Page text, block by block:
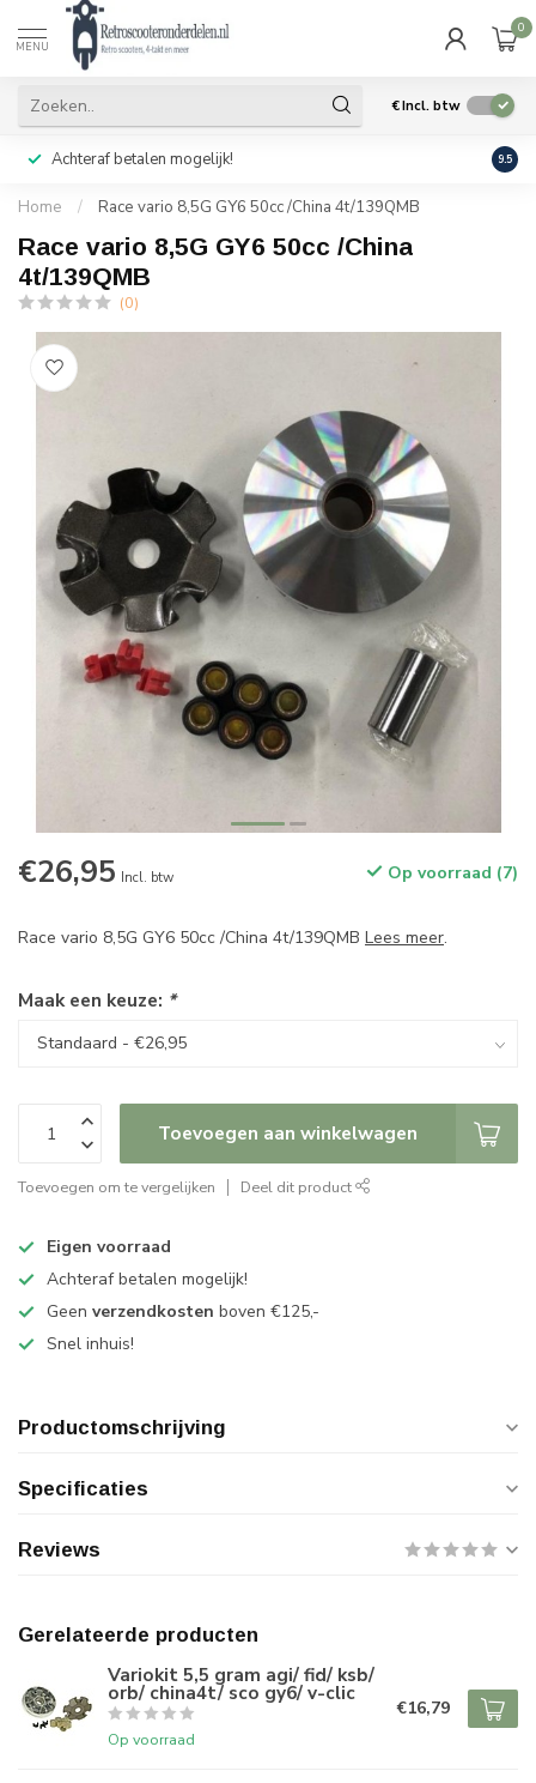
MENU
0
€Incl. btw
Achteraf betalen mogelijk! Geen
9.5
Home / Race vario 8,5G GY6 50cc /China 4t/139QMB
Race vario 8,5G GY6 50cc /China
4t/139QMB
(0)
€26,95 Incl. btw Op voorraad (7)
Race vario 8,5G GY6 50cc /China 4t/139QMB Lees meer.
Maak een keuze: *
Toevoegen aan winkelwagen
Toevoegen om te vergelijken Deel dit product
Eigen voorraad
Achteraf betalen mogelijk!
Geen verzendkosten boven €125,-
Snel inhuis!
Productomschrijving
Specificaties
Reviews
Gerelateerde producten
Variokit 5,5 gram agi/ fid/ ksb/
orb/ china4t/ sco gy6/ v-clic
Op voorraad
€16,79